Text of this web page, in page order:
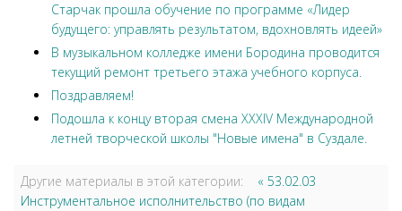
Старчак прошла обучение по программе «Лидер
будущего: управлять результатом, вдохновлять идеей»
В музыкальном колледже имени Бородина проводится
текущий ремонт третьего этажа учебного корпуса.
Поздравляем!
Подошла к концу вторая смена XXXIV Международной
летней творческой школы "Новые имена" в Суздале.
Другие материалы в этой категории:
« 53.02.03
Инструментальное исполнительство (по видам